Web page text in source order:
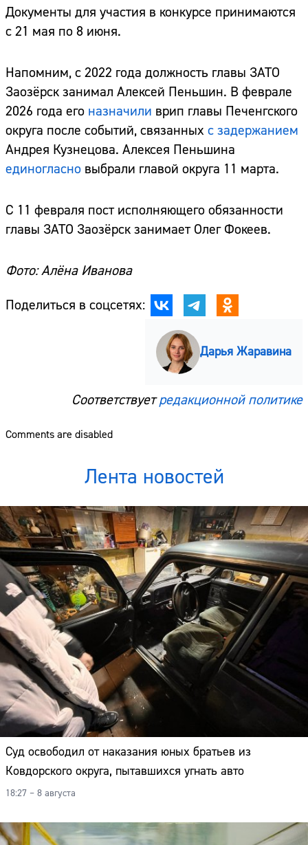
Документы для участия в конкурсе принимаются
с 21 мая по 8 июня.
Напомним, с 2022 года должность главы ЗАТО
Заозёрск занимал Алексей Пеньшин. В феврале
2026 года его назначили врип главы Печенгского
округа после событий, связанных с задержанием
Андрея Кузнецова. Алексея Пеньшина
единогласно выбрали главой округа 11 марта.
С 11 февраля пост исполняющего обязанности
главы ЗАТО Заозёрск занимает Олег Фокеев.
Фото: Алёна Иванова
Поделиться в соцсетях:
Дарья Жаравина
Соответствуетредакционной политике
Comments are disabled
Лента новостей
Суд освободил от наказания юных братьев из
Ковдорского округа, пытавшихся угнать авто
18:27 – 8 августа